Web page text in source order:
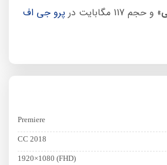
» و حجم 117 مگابایت در
پرو جی اف
Premiere
CC 2018
1920×1080 (FHD)